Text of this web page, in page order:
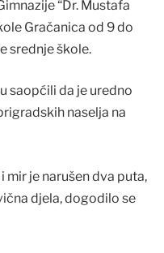
“Dr. Mustafa
Gračanica od 9 do
srednje škole.
saopćili da je uredno
naselja na
mir je narušen dva puta,
djela, dogodilo se